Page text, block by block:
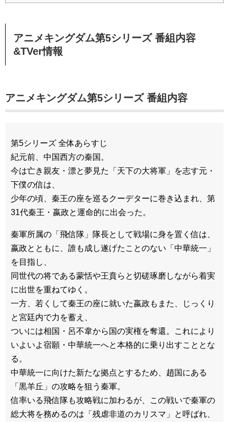
アニメキングダム第5シリーズ 番組内容
&TVer情報
アニメキングダム第5シリーズ 番組内容
第5シリーズ 全体あらすじ
紀元前、中国西方の秦国。
今は亡き親友・漂と夢見た「天下の大将軍」を志す元・
下僕の信は、
少年の頃、秦王の座を巡るクーデターに巻き込まれ、第
31代秦王・嬴政と運命的に出会った。
秦軍所属の「飛信隊」隊長として戦場に身を置く信は、
嬴政とともに、誰も成し遂げたことのない「中華統一」
を目指し、
同世代の将である蒙恬や王賁らと切磋琢磨しながら着実
に出世を重ねてゆく。
一方、若くして秦王の座に就いた嬴政もまた、じっくり
と宮廷内で力を蓄え、
ついには相国・呂不韋から国の実権を奪還。これにより
いよいよ宿願・中華統一へと本格的に乗り出すこととな
る。
中華統一に向けた新たな拠点とするため、趙国にある
「黒羊丘」の攻略を狙う秦軍。
信率いる飛信隊も攻略戦に加わるが、この戦いで秦軍の
総大将を務めるのは「残虐非道のカリスマ」と呼ばれ、